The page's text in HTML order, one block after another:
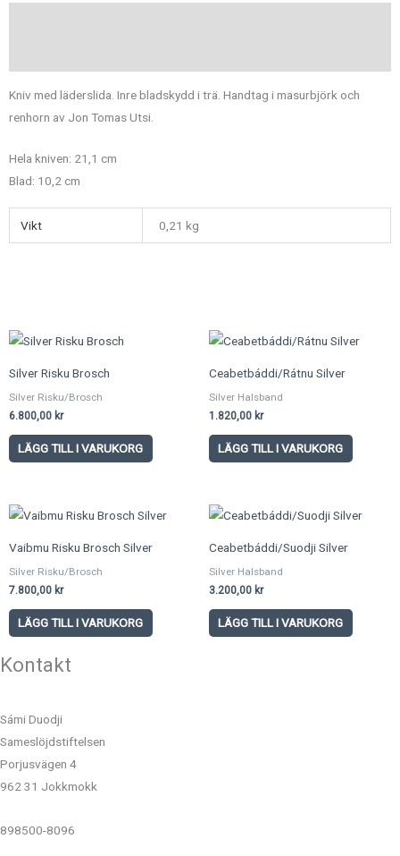
Kniv med läderslida. Inre bladskydd i trä. Handtag i masurbjörk och
renhorn av Jon Tomas Utsi.
Hela kniven: 21,1 cm
Blad: 10,2 cm
Vikt 0,21 kg
Silver Risku Brosch
Silver Risku/Brosch
6.800,00 kr
LÄGG TILL I VARUKORG
Ceabetbáddi/Rátnu Silver
Silver Halsband
1.820,00 kr
LÄGG TILL I VARUKORG
Vaibmu Risku Brosch Silver
Silver Risku/Brosch
7.800,00 kr
LÄGG TILL I VARUKORG
Ceabetbáddi/Suodji Silver
Silver Halsband
3.200,00 kr
LÄGG TILL I VARUKORG
Kontakt
Sámi Duodji
Sameslöjdstiftelsen
Porjusvägen 4
962 31 Jokkmokk
898500-8096